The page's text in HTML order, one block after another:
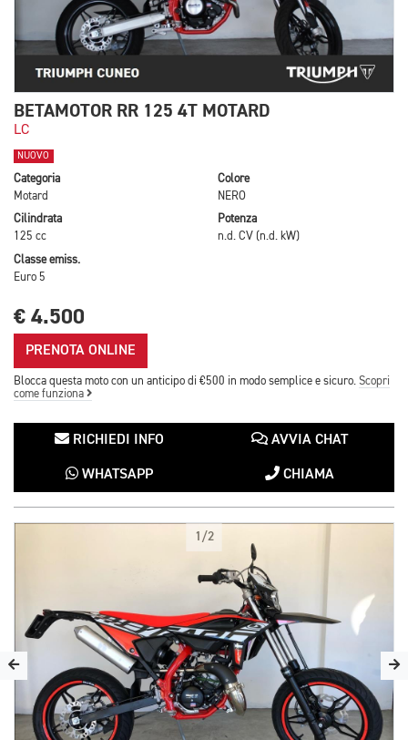
BETAMOTOR RR 125 4T MOTARD
LC
NUOVO
Categoria
Motard
Colore
NERO
Cilindrata
125 cc
Potenza
n.d. CV (n.d. kW)
Classe emiss.
Euro 5
€ 4.500
PRENOTA ONLINE
Blocca questa moto con un anticipo di €500 in modo semplice e sicuro. Scopri
come funziona
RICHIEDI INFO AVVIA CHAT
WHATSAPP CHIAMA
1/2